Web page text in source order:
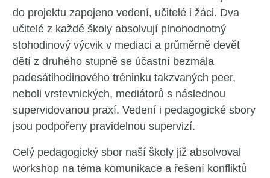
do projektu zapojeno vedení, učitelé i žáci. Dva
učitelé z každé školy absolvují plnohodnotný
stohodinový výcvik v mediaci a průměrně devět
dětí z druhého stupně se účastní bezmála
padesátihodinového tréninku takzvaných peer,
neboli vrstevnických, mediátorů s následnou
supervidovanou praxí. Vedení i pedagogické sbory
jsou podpořeny pravidelnou supervizí.
Celý pedagogický sbor naší školy již absolvoval
workshop na téma komunikace a řešení konfliktů